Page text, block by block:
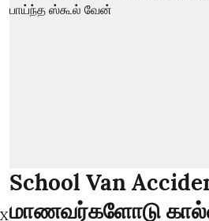
School Van
மாணவர்களோடு
X